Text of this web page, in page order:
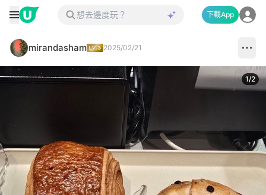
下載App
mirandasham 2025/02/21
1/2